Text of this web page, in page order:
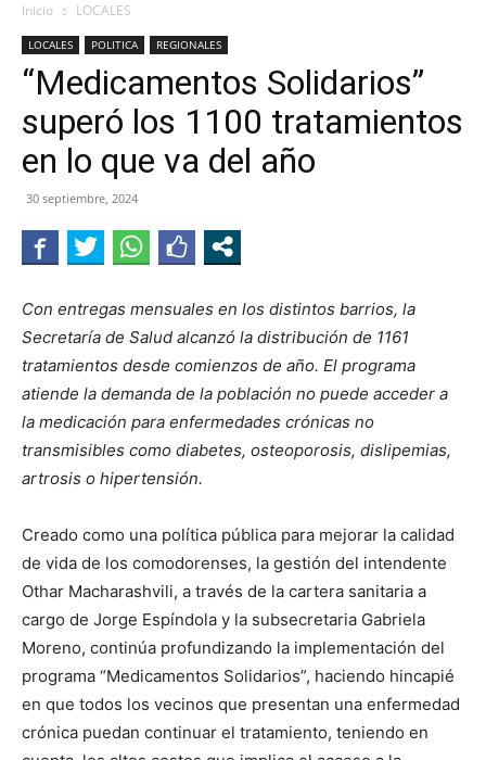
Inicio LOCALES
LOCALES POLITICA REGIONALES
“Medicamentos Solidarios”
superó los 1100 tratamientos
en lo que va del año
30 septiembre, 2024
Con entregas mensuales en los distintos barrios, la
Secretaría de Salud alcanzó la distribución de 1161
tratamientos desde comienzos de año. El programa
atiende la demanda de la población no puede acceder a
la medicación para enfermedades crónicas no
transmisibles como diabetes, osteoporosis, dislipemias,
artrosis o hipertensión.
Creado como una política pública para mejorar la calidad
de vida de los comodorenses, la gestión del intendente
Othar Macharashvili, a través de la cartera sanitaria a
cargo de Jorge Espíndola y la subsecretaria Gabriela
Moreno, continúa profundizando la implementación del
programa “Medicamentos Solidarios”, haciendo hincapié
en que todos los vecinos que presentan una enfermedad
crónica puedan continuar el tratamiento, teniendo en